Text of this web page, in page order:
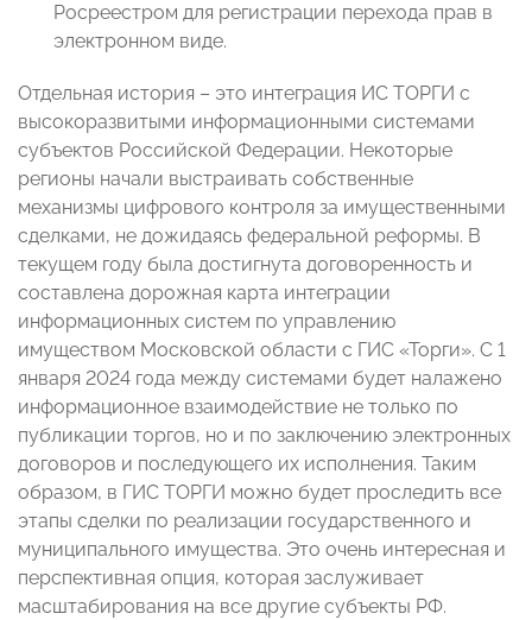
Росреестром для регистрации перехода прав в
электронном виде.
Отдельная история – это интеграция ИС ТОРГИ с
высокоразвитыми информационными системами
субъектов Российской Федерации. Некоторые
регионы начали выстраивать собственные
механизмы цифрового контроля за имущественными
сделками, не дожидаясь федеральной реформы. В
текущем году была достигнута договоренность и
составлена дорожная карта интеграции
информационных систем по управлению
имуществом Московской области с ГИС «Торги». С 1
января 2024 года между системами будет налажено
информационное взаимодействие не только по
публикации торгов, но и по заключению электронных
договоров и последующего их исполнения. Таким
образом, в ГИС ТОРГИ можно будет проследить все
этапы сделки по реализации государственного и
муниципального имущества. Это очень интересная и
перспективная опция, которая заслуживает
масштабирования на все другие субъекты РФ.